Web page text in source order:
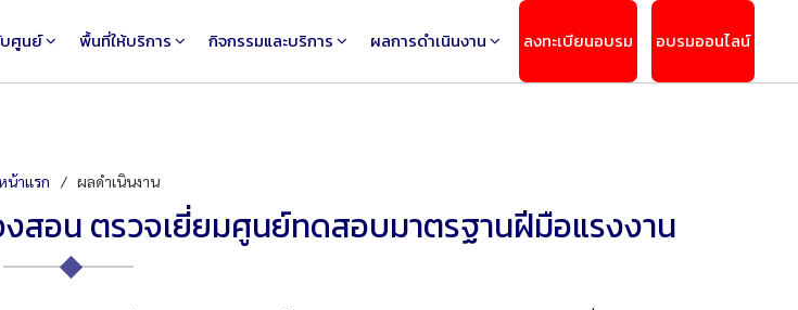
ศูนย์ พื้นที่ให้บริการ กิจกรรมและบริการ ผลการดำเนินงาน ลงทะเบียนอบรม อบรมออนไลน์
น้าแรก ผลดำเนินงาน
อน ตรวจเยี่ยมศูนย์ทดสอบมาตรฐานฝีมือแรงงาน